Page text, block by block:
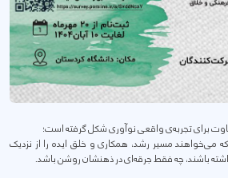
برای تجربه‌ی واقعی نوآوری شکل گرفته است؛
می‌خواهند مسیر رشد، همکاری و خلق ایده را از نزدیک
باشند، چه فقط جرقه‌ای در ذهنشان روشن باشد.